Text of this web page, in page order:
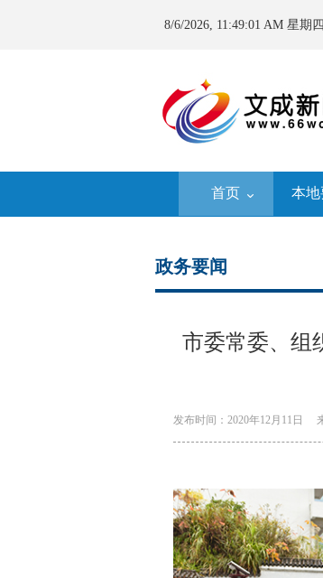
8/6/2026, 11:49:02 AM 星期四
首页 本地
政务要闻
市委常委、组
发布时间：2020年12月11日